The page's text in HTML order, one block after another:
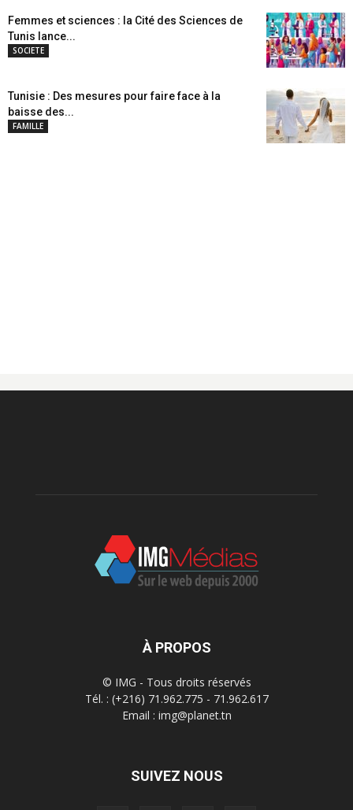
Femmes et sciences : la Cité des Sciences de
Tunis lance...
SOCIETE
Tunisie : Des mesures pour faire face à la
baisse des...
FAMILLE
À PROPOS
© IMG - Tous droits réservés
Tél. : (+216) 71.962.775 - 71.962.617
Email : img@planet.tn
SUIVEZ NOUS